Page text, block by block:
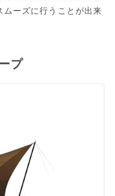
ムーズに行うことが出来
プ